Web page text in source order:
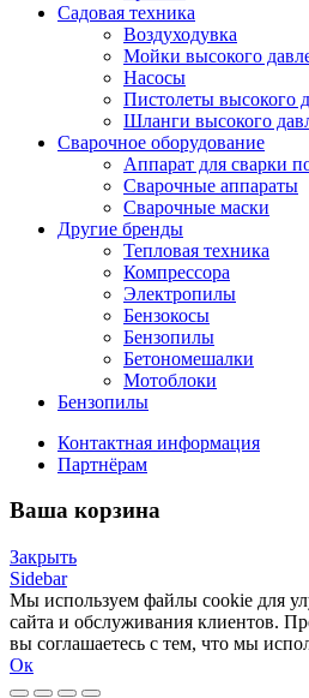
Садовая техника
Воздуходувка
Мойки высокого
Насосы
Пистолеты высокого
Шланги высокого
Сварочное оборудование
Аппарат для сварки
Сварочные аппараты
Сварочные маски
Другие бренды
Тепловая техника
Компрессора
Электропилы
Бензокосы
Бензопилы
Бетономешалки
Мотоблоки
Бензопилы
Контактная информация
Партнёрам
Ваша корзина
Закрыть
Sidebar
Мы используем файлы cookie для
сайта и обслуживания клиентов.
вы соглашаетесь с тем, что мы
Ок